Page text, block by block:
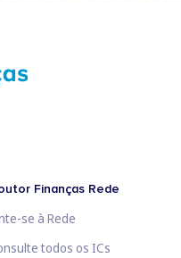
Finanças Rede
se à Rede
todos os ICs